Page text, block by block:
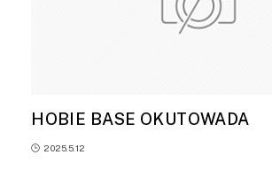
HOBIE BASE OKUTOWADA
2025.5.12